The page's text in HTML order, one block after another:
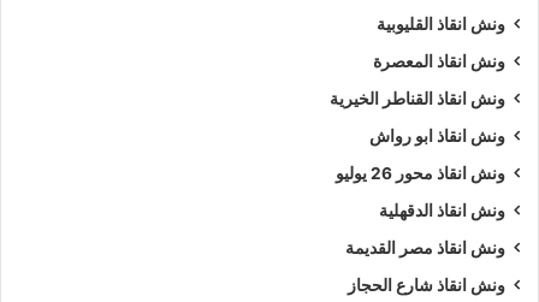
ونش انقاذ القليوبية
ونش انقاذ المعصرة
ونش انقاذ القناطر الخيرية
ونش انقاذ ابو رواش
ونش انقاذ محور 26 يوليو
ونش انقاذ الدقهلية
ونش انقاذ مصر القديمة
ونش انقاذ شارع الحجاز